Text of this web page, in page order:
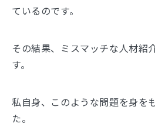
ているのです。
その結果、ミスマッチな人材紹
す。
私自身、このような問題を身を
た。